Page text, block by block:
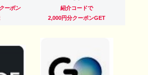
クーポン
紹介コードで
2,000円分クーポンGET